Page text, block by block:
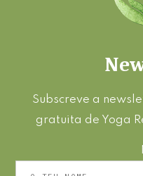
Subscreve a
gratuita de Yoga